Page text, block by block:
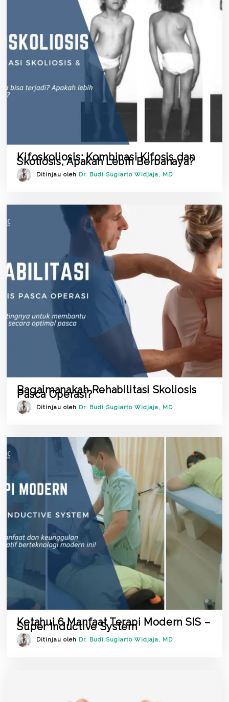
Kifoskoliosis: Kombinasi Kifosis dan
Skoliosis, Apakah Lebih Berbahaya?
Ditinjau oleh Dr. Budi Sugiarto Widjaja, MD
Bagaimanakah Rehabilitasi Skoliosis
Pasca Operasi?
Ditinjau oleh Dr. Budi Sugiarto Widjaja, MD
Ketahui 6 Manfaat Terapi Modern SIS –
Super Inductive System
Ditinjau oleh Dr. Budi Sugiarto Widjaja, MD